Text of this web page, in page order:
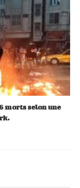
morts selon une